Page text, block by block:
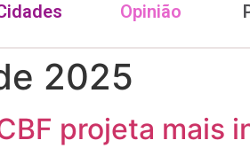
Opinião
2025
projeta mais